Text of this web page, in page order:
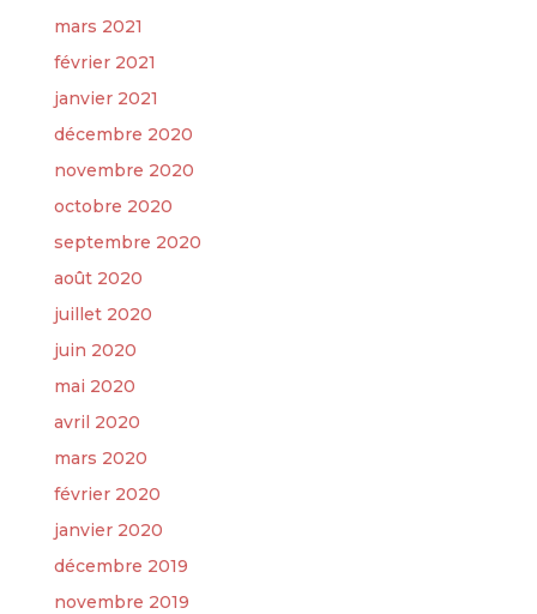
mars 2021
février 2021
janvier 2021
décembre 2020
novembre 2020
octobre 2020
septembre 2020
août 2020
juillet 2020
juin 2020
mai 2020
avril 2020
mars 2020
février 2020
janvier 2020
décembre 2019
novembre 2019